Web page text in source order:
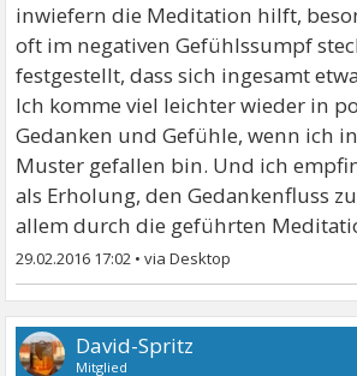
inwiefern die Meditation hilft,
oft im negativen Gefühlssumpf
festgestellt, dass sich ingesamt
Ich komme viel leichter wieder in
Gedanken und Gefühle, wenn ich
Muster gefallen bin. Und ich
als Erholung, den Gedankenfluss
allem durch die geführten
29.02.2016 17:02 •
David-Spritz
Mitglied